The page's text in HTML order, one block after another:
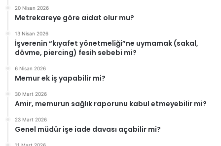
20 Nisan 2026
Metrekareye göre aidat olur mu?
13 Nisan 2026
İşverenin “kıyafet yönetmeliği”ne uymamak (sakal,
dövme, piercing) fesih sebebi mi?
6 Nisan 2026
Memur ek iş yapabilir mi?
30 Mart 2026
Amir, memurun sağlık raporunu kabul etmeyebilir mi?
23 Mart 2026
Genel müdür işe iade davası açabilir mi?